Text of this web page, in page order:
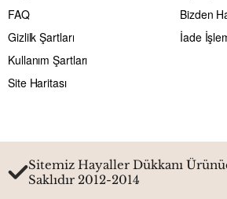
FAQ
Gizlilk Şartları
Kullanım Şartları
Site Haritası
Bizden
İade
Sitemiz Hayaller Dükkanı
Saklıdır 2012-2014